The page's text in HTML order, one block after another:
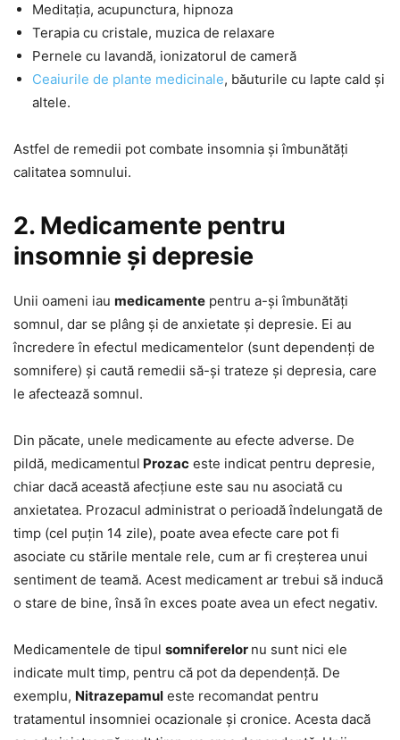
Meditația, acupunctura, hipnoza
Terapia cu cristale, muzica de relaxare
Pernele cu lavandă, ionizatorul de cameră
Ceaiurile de plante medicinale, băuturile cu lapte cald și
altele.
Astfel de remedii pot combate insomnia și îmbunătăți
calitatea somnului.
2. Medicamente pentru
insomnie și depresie
Unii oameni iau medicamente pentru a-și îmbunătăți
somnul, dar se plâng și de anxietate și depresie. Ei au
încredere în efectul medicamentelor (sunt dependenți de
somnifere) și caută remedii să-și trateze și depresia, care
le afectează somnul.
Din păcate, unele medicamente au efecte adverse. De
pildă, medicamentul Prozac este indicat pentru depresie,
chiar dacă această afecțiune este sau nu asociată cu
anxietatea. Prozacul administrat o perioadă îndelungată de
timp (cel puțin 14 zile), poate avea efecte care pot fi
asociate cu stările mentale rele, cum ar fi creșterea unui
sentiment de teamă. Acest medicament ar trebui să inducă
o stare de bine, însă în exces poate avea un efect negativ.
Medicamentele de tipul somniferelor nu sunt nici ele
indicate mult timp, pentru că pot da dependență. De
exemplu, Nitrazepamul este recomandat pentru
tratamentul insomniei ocazionale și cronice. Acesta dacă